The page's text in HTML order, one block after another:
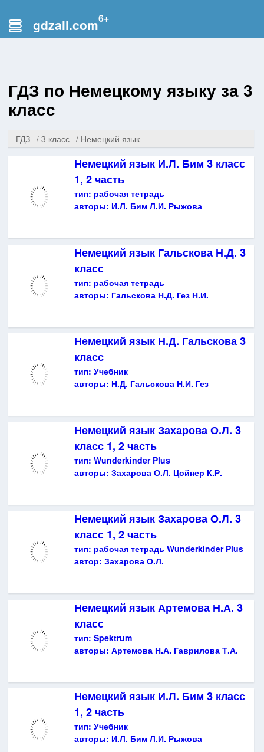
gdzall.com
ГДЗ по Немецкому языку за 3
класс
ГДЗ 3 класс Немецкий язык
Немецкий язык И.Л. Бим 3 класс
1, 2 часть
тип: рабочая тетрадь
авторы: И.Л. Бим Л.И. Рыжова
Немецкий язык Гальскова Н.Д. 3
класс
тип: рабочая тетрадь
авторы: Гальскова Н.Д. Гез Н.И.
Немецкий язык Н.Д. Гальскова 3
класс
тип: Учебник
авторы: Н.Д. Гальскова Н.И. Гез
Немецкий язык Захарова О.Л. 3
класс 1, 2 часть
тип: Wunderkinder Plus
авторы: Захарова О.Л. Цойнер К.Р.
Немецкий язык Захарова О.Л. 3
класс 1, 2 часть
тип: рабочая тетрадь Wunderkinder Plus
автор: Захарова О.Л.
Немецкий язык Артемова Н.А. 3
класс
тип: Spektrum
авторы: Артемова Н.А. Гаврилова Т.А.
Немецкий язык И.Л. Бим 3 класс
1, 2 часть
тип: Учебник
авторы: И.Л. Бим Л.И. Рыжова